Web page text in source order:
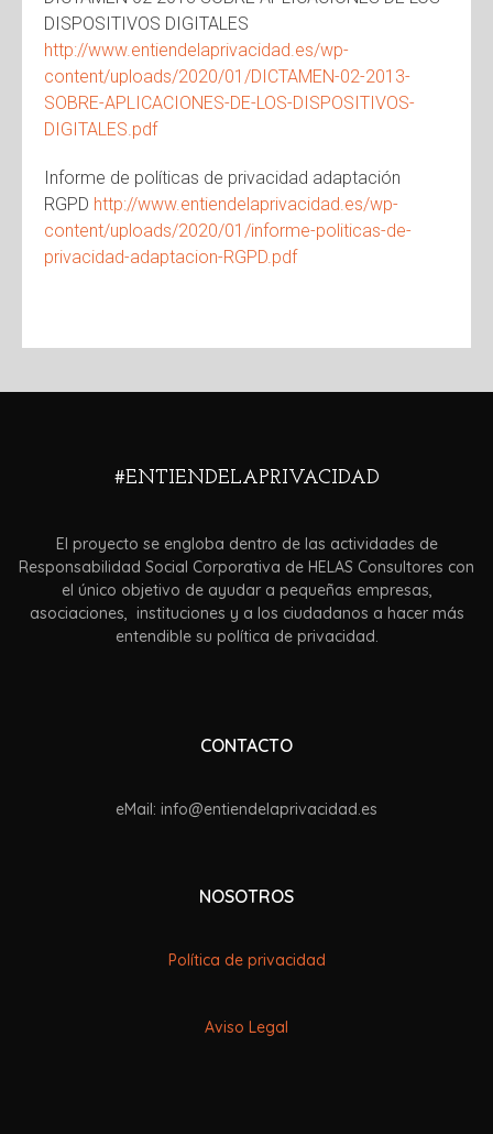
DISPOSITIVOS DIGITALES
http://www.entiendelaprivacidad.es/wp-
content/uploads/2020/01/DICTAMEN-02-2013-
SOBRE-APLICACIONES-DE-LOS-DISPOSITIVOS-
DIGITALES.pdf
Informe de políticas de privacidad adaptación
RGPD http://www.entiendelaprivacidad.es/wp-
content/uploads/2020/01/informe-politicas-de-
privacidad-adaptacion-RGPD.pdf
#ENTIENDELAPRIVACIDAD
El proyecto se engloba dentro de las actividades de
Responsabilidad Social Corporativa de HELAS Consultores con
el único objetivo de ayudar a pequeñas empresas,
asociaciones, instituciones y a los ciudadanos a hacer más
entendible su política de privacidad.
CONTACTO
eMail: info@entiendelaprivacidad.es
NOSOTROS
Política de privacidad
Aviso Legal